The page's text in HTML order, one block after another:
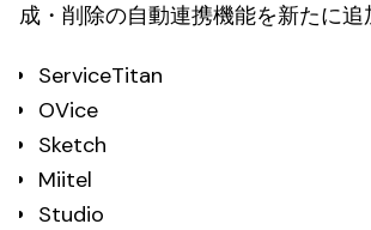
成・削除の自動連携機能を新たに追
ServiceTitan
OVice
Sketch
Miitel
Studio